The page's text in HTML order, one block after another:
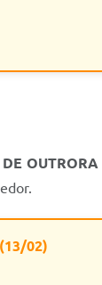
OUTRORA
02)